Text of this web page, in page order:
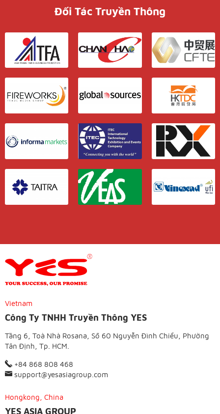
Đối Tác Truyền Thông
Vietnam
Công Ty TNHH Truyền Thông YES
Tầng 6, Toà Nhà Rosana, Số 60 Nguyễn Đình Chiểu, Phường
Tân Định, Tp. HCM.
+84 868 808 468
support@yesasiagroup.com
Hongkong, China
YES ASIA GROUP